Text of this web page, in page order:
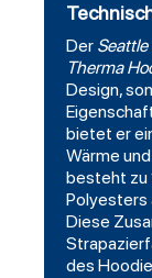
Der Seattle
Therma
Design,
bietet er
Wärme
besteht zu
Polyesters
Diese
des